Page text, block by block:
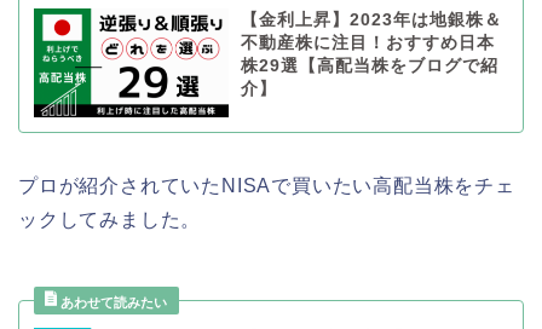
【金利上昇】2023年は地銀株＆
不動産株に注目！おすすめ日本
株29選【高配当株をブログで紹
介】
プロが紹介されていたNISAで買いたい高配当株をチェ
ックしてみました。